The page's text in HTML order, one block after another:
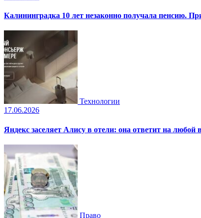
Калининградка 10 лет незаконно получала пенсию.
Технологии
17.06.2026
Яндекс заселяет Алису в отели: она ответит на любой
Право